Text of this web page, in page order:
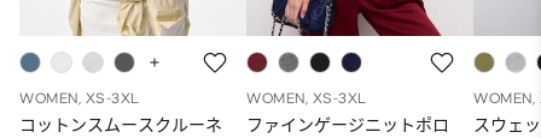
WOMEN, XS-3XL
コットンスムースクルーネ
WOMEN, XS-3XL
ファインゲージニットポロ
WOMEN,
スウェ